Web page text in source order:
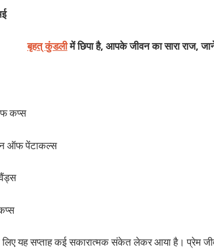
बृहत् कुंडलीमें छिपा है, आपके जीवन का सारा राज,
कप्स
ऑफ पेंटाकल्स
लिए यह सप्ताह कई सकारात्मक संकेत लेकर आया है। प्रेम